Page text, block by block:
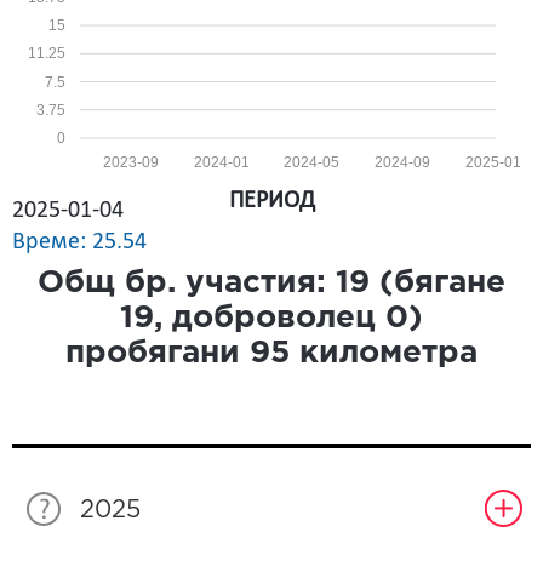
0
3.75
7.5
11.25
15
2025-01
2024-09
2024-05
2024-01
2023-09
2025-01-04
Време: 25.54
ПЕРИОД
Общ бр. участия: 19 (бягане
19, доброволец 0)
пробягани 95 километра
2025